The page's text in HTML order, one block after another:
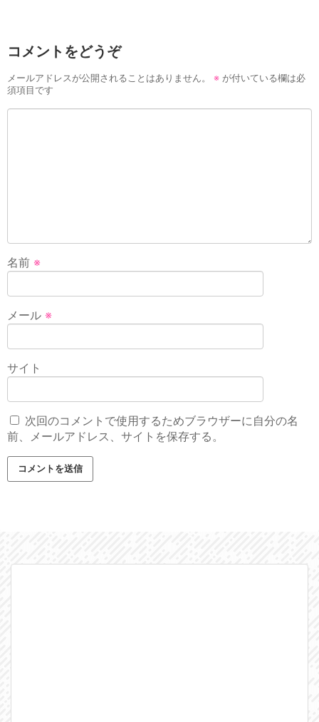
コメントをどうぞ
メールアドレスが公開されることはありません。 ※ が付いている欄は必
須項目です
名前 ※
メール ※
サイト
次回のコメントで使用するためブラウザーに自分の名
前、メールアドレス、サイトを保存する。